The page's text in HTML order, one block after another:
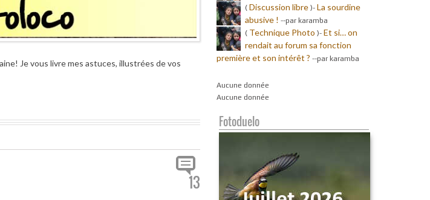
Je vous livre mes astuces, illustrées de vos
13
( Discussion libre)- La sourdine
abusive ! --par karamba
( Technique Photo )- Et si… on
rendait au forum sa fonction
première et son intérêt ? --par karamba
Aucune donnée
Aucune donnée
Fotoduelo